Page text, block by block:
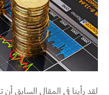
لقد رأينا في المقال السابق أن